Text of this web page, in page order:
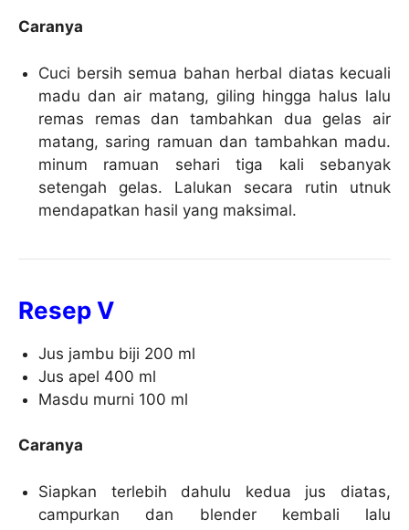
Caranya
Cuci bersih semua bahan herbal diatas kecuali
madu dan air matang, giling hingga halus lalu
remas remas dan tambahkan dua gelas air
matang, saring ramuan dan tambahkan madu.
minum ramuan sehari tiga kali sebanyak
setengah gelas. Lalukan secara rutin utnuk
mendapatkan hasil yang maksimal.
Resep V
Jus jambu biji 200 ml
Jus apel 400 ml
Masdu murni 100 ml
Caranya
Siapkan terlebih dahulu kedua jus diatas,
campurkan dan blender kembali lalu